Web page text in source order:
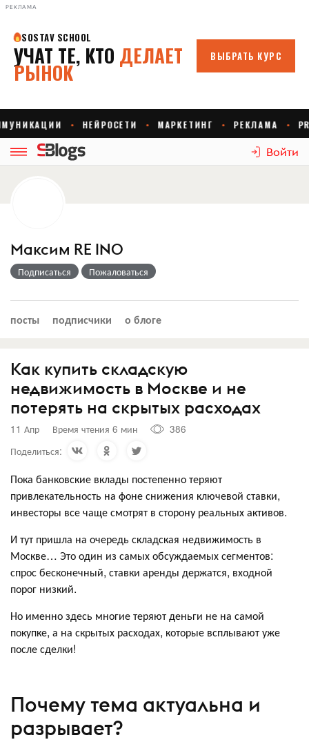
РЕКЛАМА
Войти
Максим RE INO
Подписаться Пожаловаться
посты подписчики о блоге
Как купить складскую
недвижимость в Москве и не
потерять на скрытых расходах
11 Апр Время чтения 6 мин
386
Поделиться:
Пока банковские вклады постепенно теряют
привлекательность на фоне снижения ключевой ставки,
инвесторы все чаще смотрят в сторону реальных активов.
И тут пришла на очередь складская недвижимость в
Москве… Это один из самых обсуждаемых сегментов:
спрос бесконечный, ставки аренды держатся, входной
порог низкий.
Но именно здесь многие теряют деньги не на самой
покупке, а на скрытых расходах, которые всплывают уже
после сделки!
Почему тема актуальна и
разрывает?